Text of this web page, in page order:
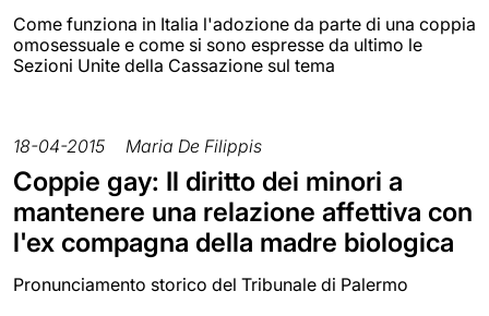
Come funziona in Italia l'adozione da parte di una coppia
omosessuale e come si sono espresse da ultimo le
Sezioni Unite della Cassazione sul tema
18-04-2015 Maria De Filippis
Coppie gay: Il diritto dei minori a
mantenere una relazione affettiva con
l'ex compagna della madre biologica
Pronunciamento storico del Tribunale di Palermo